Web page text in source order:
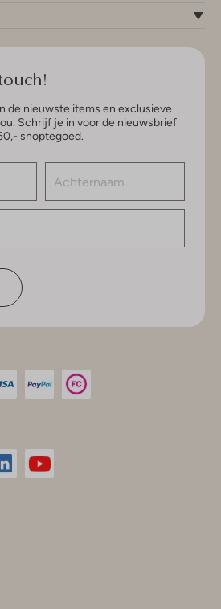
de nieuwste items en exclusieve
Schrijf je in voor de nieuwsbrief
shoptegoed.